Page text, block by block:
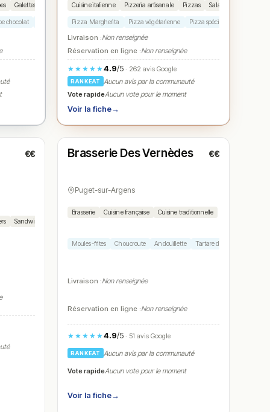
Galettes maison
chocolat Crêpe aux fruits Assiette mixte
Cuisine italienne Pizzeria artisanale Pizzas Salades
Pizza Margherita Pizza végétarienne Pizza spéciale
Livraison :Non renseignée
Réservation en ligne :Non renseignée
★★★★★4.9/5 · 262 avis Google
RANKEAT
Aucun avis par la communauté
Vote rapideAucun vote pour le moment
Voir la fiche→
€€
Sandwichs
N° 5
Fermé(08:30 – 16:00)
Brasserie Des Vernèdes €€
Puget-sur-Argens
Brasserie Cuisine française Cuisine traditionnelle
Moules-frites Choucroute Andouillette Tartare de bœuf
Livraison :Non renseignée
Réservation en ligne :Non renseignée
★★★★★4.9/5 · 51 avis Google
RANKEAT Aucun avis par la communauté
Vote rapideAucun vote pour le moment
Voir la fiche→